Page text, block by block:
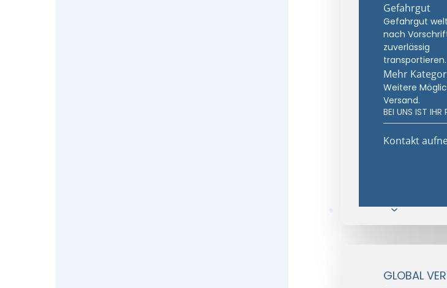
Gefahrgut
Gefahrgut
nach
zuverlässig
transportieren.
Mehr
Weitere
Versand.
BEI UNS IST IHR
Kontakt
Lösungen
GLOBAL